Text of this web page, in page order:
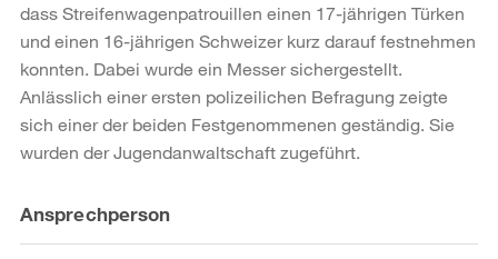
dass Streifenwagenpatrouillen einen 17-jährigen Türken
und einen 16-jährigen Schweizer kurz darauf festnehmen
konnten. Dabei wurde ein Messer sichergestellt.
Anlässlich einer ersten polizeilichen Befragung zeigte
sich einer der beiden Festgenommenen geständig. Sie
wurden der Jugendanwaltschaft zugeführt.
Weitere
Informationen
Ansprechperson